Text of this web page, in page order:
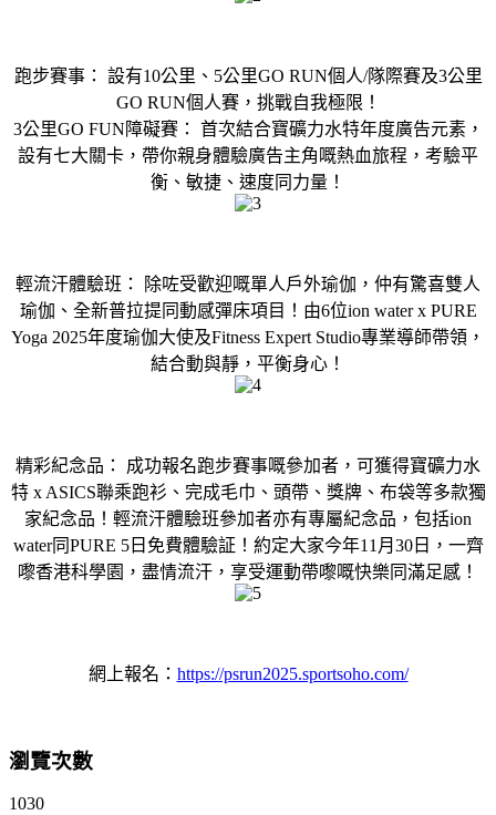
跑步賽事： 設有10公里、5公里GO RUN個人/隊際賽及3公里
GO RUN個人賽，挑戰自我極限！
3公里GO FUN障礙賽： 首次結合寶礦力水特年度廣告元素，
設有七大關卡，帶你親身體驗廣告主角嘅熱血旅程，考驗平
衡、敏捷、速度同力量！
輕流汗體驗班： 除咗受歡迎嘅單人戶外瑜伽，仲有驚喜雙人
瑜伽、全新普拉提同動感彈床項目！由6位ion water x PURE
Yoga 2025年度瑜伽大使及Fitness Expert Studio專業導師帶領，
結合動與靜，平衡身心！
精彩紀念品： 成功報名跑步賽事嘅參加者，可獲得寶礦力水
特 x ASICS聯乘跑衫、完成毛巾、頭帶、獎牌、布袋等多款獨
家紀念品！輕流汗體驗班參加者亦有專屬紀念品，包括ion
water同PURE 5日免費體驗証！約定大家今年11月30日，一齊
嚟香港科學園，盡情流汗，享受運動帶嚟嘅快樂同滿足感！
網上報名： https://psrun2025.sportsoho.com/
瀏覽次數
1030